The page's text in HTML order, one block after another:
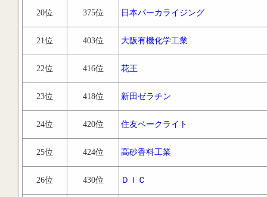
20位 375位 日本パーカライジング
21位 403位 大阪有機化学工業
22位 416位 花王
23位 418位 新田ゼラチン
24位 420位 住友ベークライト
25位 424位 高砂香料工業
26位 430位 ＤＩＣ